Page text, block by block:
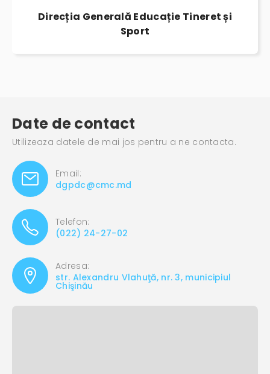
Direcția Generală Educație Tineret și
Sport
Date de contact
Utilizeaza datele de mai jos pentru a ne contacta.
Email:
dgpdc@cmc.md
Telefon:
(022) 24-27-02
Adresa:
str. Alexandru Vlahuţă, nr. 3, municipiul
Chişinău